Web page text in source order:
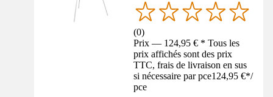
(0)
Prix — 124,95 € * Tous les
prix affichés sont des prix
TTC, frais de livraison en sus
si nécessaire par pce124,95 €*/
pce